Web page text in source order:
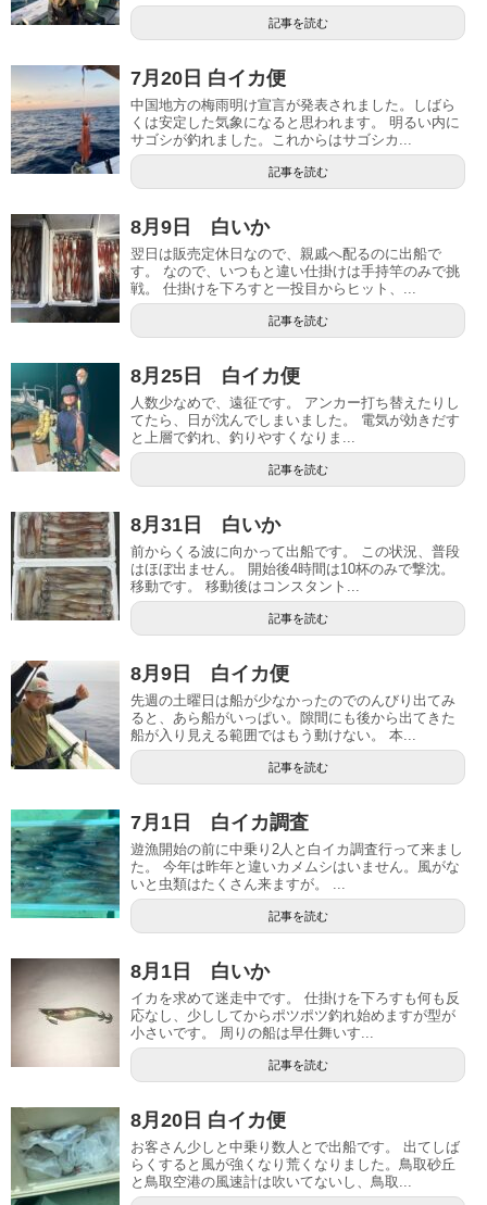
記事を読む
7月20日 白イカ便
中国地方の梅雨明け宣言が発表されました。しばら
くは安定した気象になると思われます。 明るい内に
サゴシが釣れました。これからはサゴシカ...
記事を読む
8月9日 白いか
翌日は販売定休日なので、親戚へ配るのに出船で
す。 なので、いつもと違い仕掛けは手持竿のみで挑
戦。 仕掛けを下ろすと一投目からヒット、...
記事を読む
8月25日 白イカ便
人数少なめで、遠征です。 アンカー打ち替えたりし
てたら、日が沈んでしまいました。 電気が効きだす
と上層で釣れ、釣りやすくなりま...
記事を読む
8月31日 白いか
前からくる波に向かって出船です。 この状況、普段
はほぼ出ません。 開始後4時間は10杯のみで撃沈。
移動です。 移動後はコンスタント...
記事を読む
8月9日 白イカ便
先週の土曜日は船が少なかったのでのんびり出てみ
ると、あら船がいっぱい。隙間にも後から出てきた
船が入り見える範囲ではもう動けない。 本...
記事を読む
7月1日 白イカ調査
遊漁開始の前に中乗り2人と白イカ調査行って来まし
た。 今年は昨年と違いカメムシはいません。風がな
いと虫類はたくさん来ますが。 ...
記事を読む
8月1日 白いか
イカを求めて迷走中です。 仕掛けを下ろすも何も反
応なし、少ししてからポツポツ釣れ始めますが型が
小さいです。 周りの船は早仕舞いす...
記事を読む
8月20日 白イカ便
お客さん少しと中乗り数人とで出船です。 出てしば
らくすると風が強くなり荒くなりました。鳥取砂丘
と鳥取空港の風速計は吹いてないし、鳥取...